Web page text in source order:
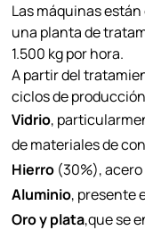
Las máquinas
una planta de
1.500 kg por hora.
A partir del
ciclos de
Vidrio,
de materiales de
Hierro (30%),
Aluminio, presente
Oro y plata,que se